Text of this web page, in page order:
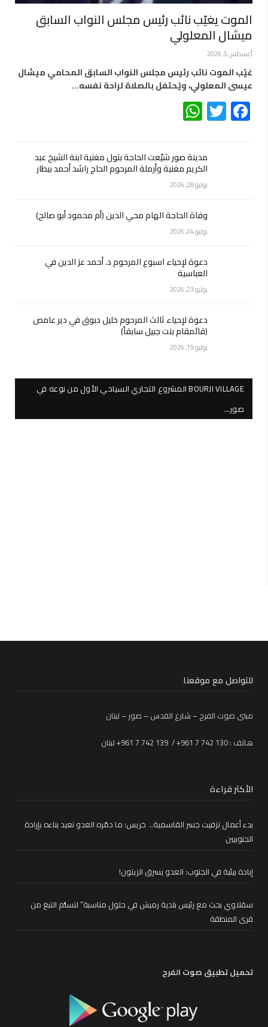
الموت يغيّب نائب رئيس مجلس النواب السابق
ميشال المعلولي
أغسطس 5, 2026
غيّب الموت نائب رئيس مجلس النواب السابق المحامي ميشال
عيسى المعلولي، ويُحتفل بالصلاة لراحة نفسه…
Facebook
Twitter
مدينة صور شيّعت الحاجة بتول مغنية ابنة الشيخ عبد
الكريم مغنية وأرملة المرحوم الحاج راشد أحمد بيطار
يوليو 28, 2026
وفاة الحاجة الهام محي الدين (أم محمود أبو صالح)
يوليو 24, 2026
دعوة لإحياء اسبوع المرحوم د. أحمد عز الدين في
العباسية
يوليو 23, 2026
دعوة لإحياء ثالث المرحوم خليل دبوق في دير عامص
(قائمقام بنت جبيل سابقاً)
يوليو 19, 2026
BOURJI VILLAGE المشروع التجاري السياحي الأول من نوعه في
صور…
للتواصل مع موقعنا
مبنى صوت الفرح – شارع القدس – صور – لبنان
هاتف : 130 742 7 961+ / 139 742 7 961+ لبنان
الأكثر قراءة
بدء أعمال تزفيت جسر القاسمية.. خريس: ما دمّره العدو نعيد بناءه بإرادة
الجنوبيين
إبادة بيئية في الجنوب: العدو يسرق الزيتون!
سقلاوي بحث مع رئيس بلدية رميش في حلول مناسبة” لتسلُّم التبغ من
قرى المنطقة
تحميل تطبيق صوت الفرح